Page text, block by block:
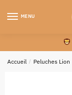
MENU
Accueil / Peluches Lion